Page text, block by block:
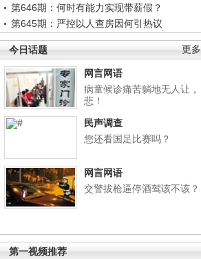
第646期：何时有能力实现带薪假？
第645期：严控以人查房因何引热议
更多
今日话题
网言网语
病童候诊痛苦躺地无人让，
悲！
民声调查
您还看国足比赛吗？
网言网语
交警拔枪逼停酒驾该不该？
第一视频推荐